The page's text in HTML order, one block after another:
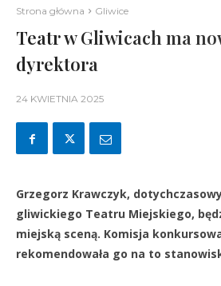
Strona główna Gliwice
Teatr w Gliwicach ma
dyrektora
24 KWIETNIA 2025
Grzegorz Krawczyk,
gliwickiego Teatru Miejskiego,
miejską sceną. Komisja
rekomendowała go na to